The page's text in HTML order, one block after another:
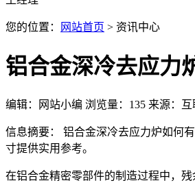
您的位置： 网站首页 > 资讯中心
铝合金深冷去应力
编辑：网站小编 浏览量： 135 来源：互
信息摘要： 铝合金深冷去应力炉如何
寸提供实用参考。
在铝合金精密零部件的制造过程中，